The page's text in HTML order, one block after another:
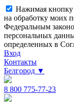
Нажимая кнопку
на обработку моих
Федеральным
персональных
определенных в
Вход
Контакты
Белгород ▼
8 800 775-77-23